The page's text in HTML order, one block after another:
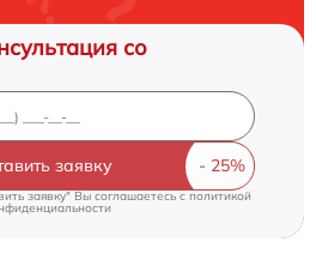
со
заявку
заявку" Вы соглашаетесь c политикой